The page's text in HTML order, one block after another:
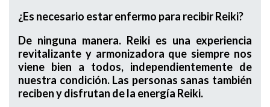
¿Es necesario estar enfermo para recibir Reiki?
De ninguna manera. Reiki es una experiencia
revitalizante y armonizadora que siempre nos
viene bien a todos, independientemente de
nuestra condición. Las personas sanas también
reciben y disfrutan de la energía Reiki.